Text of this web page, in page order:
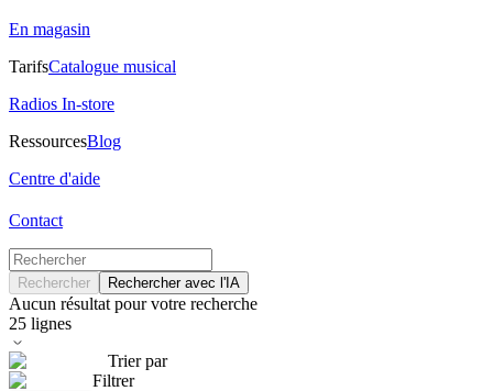
En magasin
TarifsCatalogue musical
Radios In-store
RessourcesBlog
Centre d'aide
Contact
Rechercher Rechercher avec l'IA
Aucun résultat pour votre recherche
25 lignes
Trier par
Filtrer